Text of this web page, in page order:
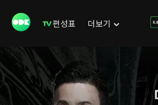
편성표 더보기